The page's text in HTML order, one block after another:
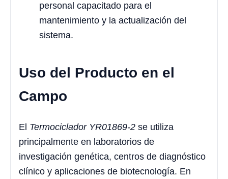
personal capacitado para el
mantenimiento y la actualización del
sistema.
Uso del Producto en el
Campo
El Termociclador YR01869-2 se utiliza
principalmente en laboratorios de
investigación genética, centros de diagnóstico
clínico y aplicaciones de biotecnología. En